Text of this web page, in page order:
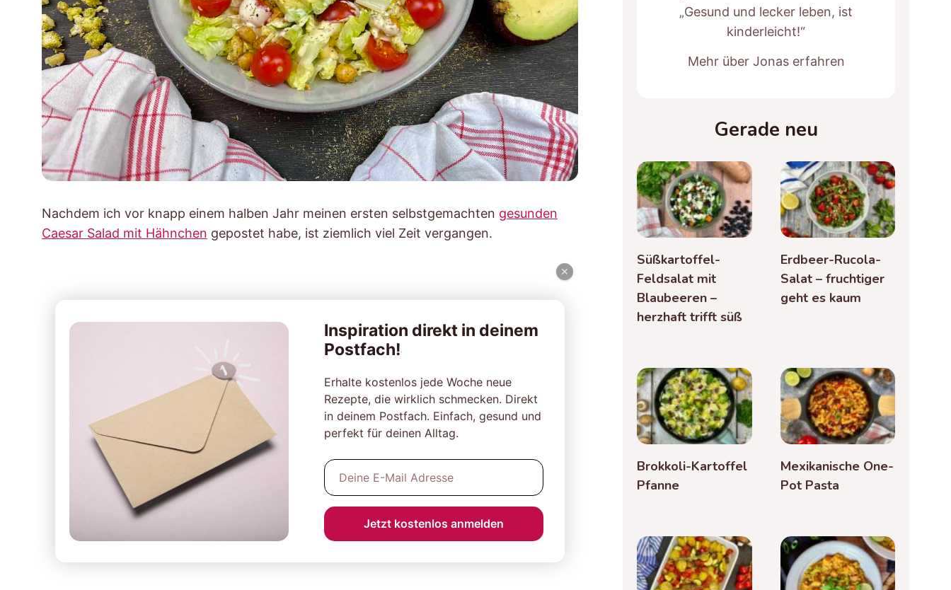
Nachdem ich vor knapp einem halben Jahr meinen ersten selbstgemachten gesunden
Caesar Salad mit Hähnchen gepostet habe, ist ziemlich viel Zeit vergangen.
×
Inspiration direkt in deinem
Postfach!
Erhalte kostenlos jede Woche neue
Rezepte, die wirklich schmecken. Direkt
in deinem Postfach. Einfach, gesund und
perfekt für deinen Alltag.
Jetzt kostenlos anmelden
„Gesund und lecker leben, ist
kinderleicht!“
Mehr über Jonas erfahren
Gerade neu
Süßkartoffel-
Feldsalat mit
Blaubeeren –
herzhaft trifft süß
Erdbeer-Rucola-
Salat – fruchtiger
geht es kaum
Brokkoli-Kartoffel
Pfanne
Mexikanische One-
Pot Pasta